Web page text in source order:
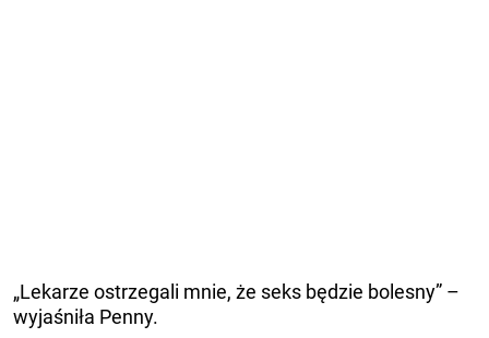
„Lekarze ostrzegali mnie, że seks będzie bolesny” –
wyjaśniła Penny.